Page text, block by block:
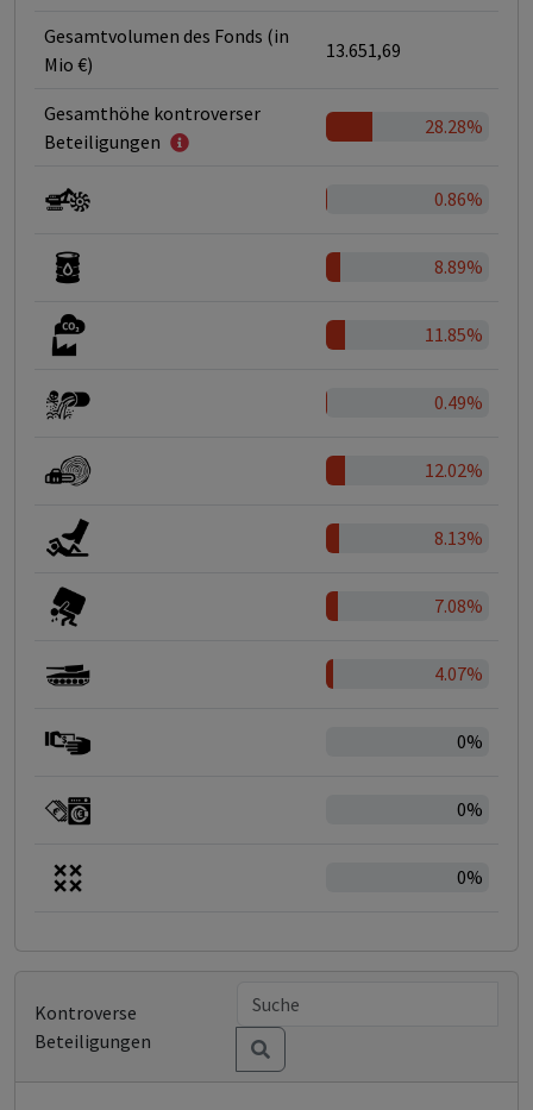
Gesamtvolumen des Fonds (in
Mio €)
13.651,69
Gesamthöhe kontroverser
Beteiligungen
28.28%
0.86%
8.89%
11.85%
0.49%
12.02%
8.13%
7.08%
4.07%
0%
0%
0%
Kontroverse
Beteiligungen